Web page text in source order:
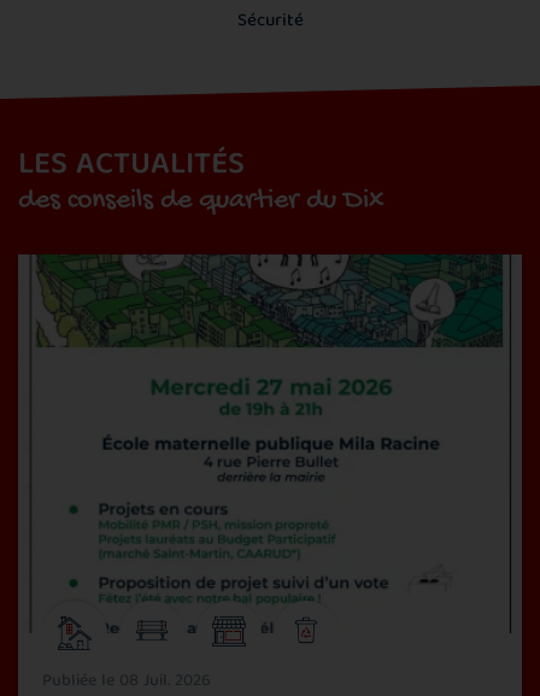
Sécurité
LES ACTUALITÉS
des conseils de quartier du Dix
Publiée le 08 Juil. 2026